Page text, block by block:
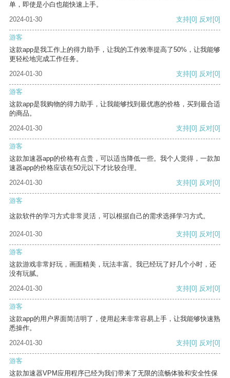
单，即使是小白也能快速上手。
2024-01-30
支持[0] 反对[0]
游客
这款app是我工作上的得力助手，让我的工作效率提高了50%，让我能够
更轻松地完成工作任务。
2024-01-30
支持[0] 反对[0]
游客
这款app是我购物的得力助手，让我能够找到最优惠的价格，买到最合适
的商品。
2024-01-30
支持[0] 反对[0]
游客
这款加速器app的价格有点贵，可以适当降低一些。我个人觉得，一款加
速器app的价格应该在50元以下才比较合理。
2024-01-30
支持[0] 反对[0]
游客
这款软件的学习方式非常灵活，可以根据自己的需求选择学习方式。
2024-01-30 支持[0] 反对[0]
游客
这款游戏非常好玩，画面精美，玩法丰富。我已经玩了好几个小时，还
没有玩腻。
2024-01-30
支持[0] 反对[0]
游客
这款app的用户界面简洁明了，使用起来非常容易上手，让我能够快速熟
悉操作。
2024-01-30
支持[0] 反对[0]
游客
这款加速器VPM应用程序已经为我们带来了无限的流畅体验和安全性保